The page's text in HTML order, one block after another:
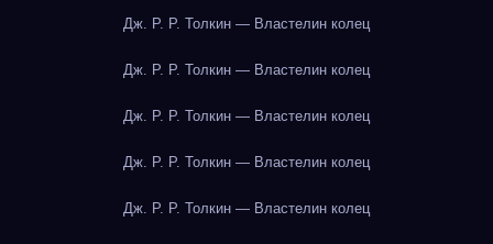
Дж. Р. Р. Толкин — Властелин колец
Дж. Р. Р. Толкин — Властелин колец
Дж. Р. Р. Толкин — Властелин колец
Дж. Р. Р. Толкин — Властелин колец
Дж. Р. Р. Толкин — Властелин колец